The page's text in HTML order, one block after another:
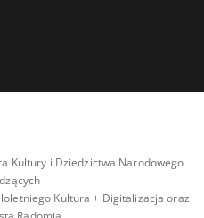
Kultury i Dziedzictwa Narodowego
Kultura + Digitalizacja oraz